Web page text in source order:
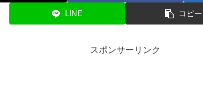
LINE コピー
スポンサーリンク